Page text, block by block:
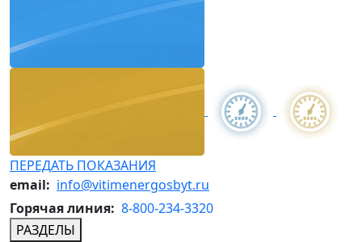
ПЕРЕДАТЬ ПОКАЗАНИЯ
email: info@vitimenergosbyt.ru
Горячая линия: 8-800-234-3320
РАЗДЕЛЫ